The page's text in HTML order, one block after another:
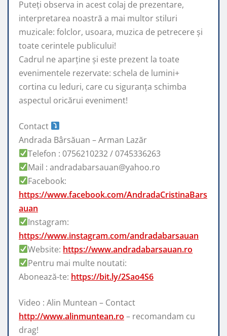
Puteți observa in acest colaj de prezentare,
interpretarea noastră a mai multor stiluri
muzicale: folclor, usoara, muzica de petrecere și
toate cerintele publicului!
Cadrul ne aparține și este prezent la toate
evenimentele rezervate: schela de lumini+
cortina cu leduri, care cu siguranța schimba
aspectul oricărui eveniment!
Contact
Andrada Bârsăuan – Arman Lazăr
Telefon : 0756210232 / 0745336263
Mail : andradabarsauan@yahoo.ro
Facebook:
https://www.facebook.com/AndradaCristinaBars
auan
Instagram:
https://www.instagram.com/andradabarsauan
Website: https://www.andradabarsauan.ro
Pentru mai multe noutati:
Abonează-te: https://bit.ly/2Sao4S6
Video : Alin Muntean – Contact
http://www.alinmuntean.ro – recomandam cu
drag!